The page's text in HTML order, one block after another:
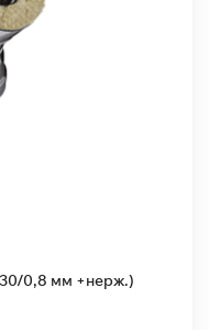
0,8 мм +нерж.)